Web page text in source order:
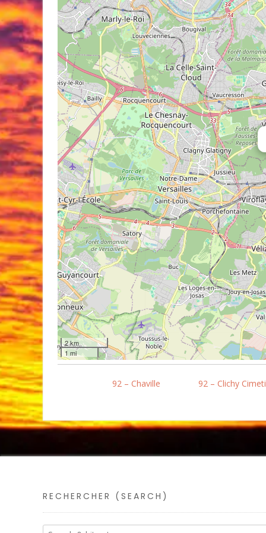
2 km
1 mi
92 – Chaville 92 – Clichy
RECHERCHER (SEARCH)